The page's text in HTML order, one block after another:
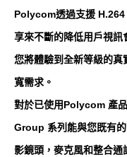
Polycom透過支援
享來不斷的降低用戶視訊
您將體驗到全新等級的
寬需求。
對於已使用Polycom 產
Group 系列能與您既有
影鏡頭，麥克風和整合通